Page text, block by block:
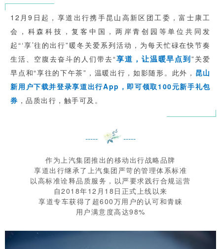
12月9日起，享道出行携手昆山高新区团工委，富士康工
会，科森科技，复客中国，两岸青创园等单位共同发
起“‘享’往的出行”暖冬关爱系列活动，为每天忙碌在快节奏
生活、空腹去奋斗的人们带去“享道，让温暖早点到”关爱
早点和“享往的下午茶”，温暖出行，如影随形。此外， 昆山
新用户下载并登录享道出行App，即可领取100元新手礼包
券 ，品质出行，触手可及。
----- -----
作为上汽集团推出的移动出行战略品牌
享道出行继承了上汽集团严苛的管理体系标准
以高标准诠释品质服务，以严要求践行合规运营
自2018年12月18日正式上线以来
享道专车获得了超600万用户的认可和青睐
用户满意度高达98%